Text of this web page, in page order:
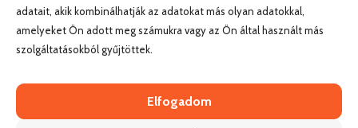
adatait, akik kombinálhatják az adatokat más olyan adatokkal,
amelyeket Ön adott meg számukra vagy az Ön által használt más
szolgáltatásokból gyűjtöttek.
Elfogadom
Friss bejegyzések